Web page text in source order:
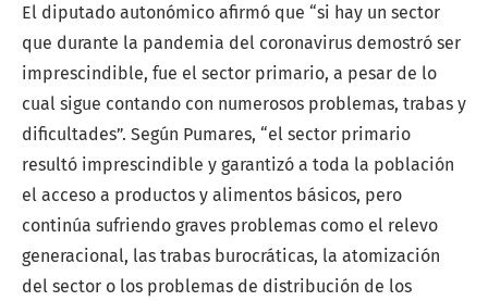
El diputado autonómico afirmó que “si hay un sector
que durante la pandemia del coronavirus demostró ser
imprescindible, fue el sector primario, a pesar de lo
cual sigue contando con numerosos problemas, trabas y
dificultades”. Según Pumares, “el sector primario
resultó imprescindible y garantizó a toda la población
el acceso a productos y alimentos básicos, pero
continúa sufriendo graves problemas como el relevo
generacional, las trabas burocráticas, la atomización
del sector o los problemas de distribución de los